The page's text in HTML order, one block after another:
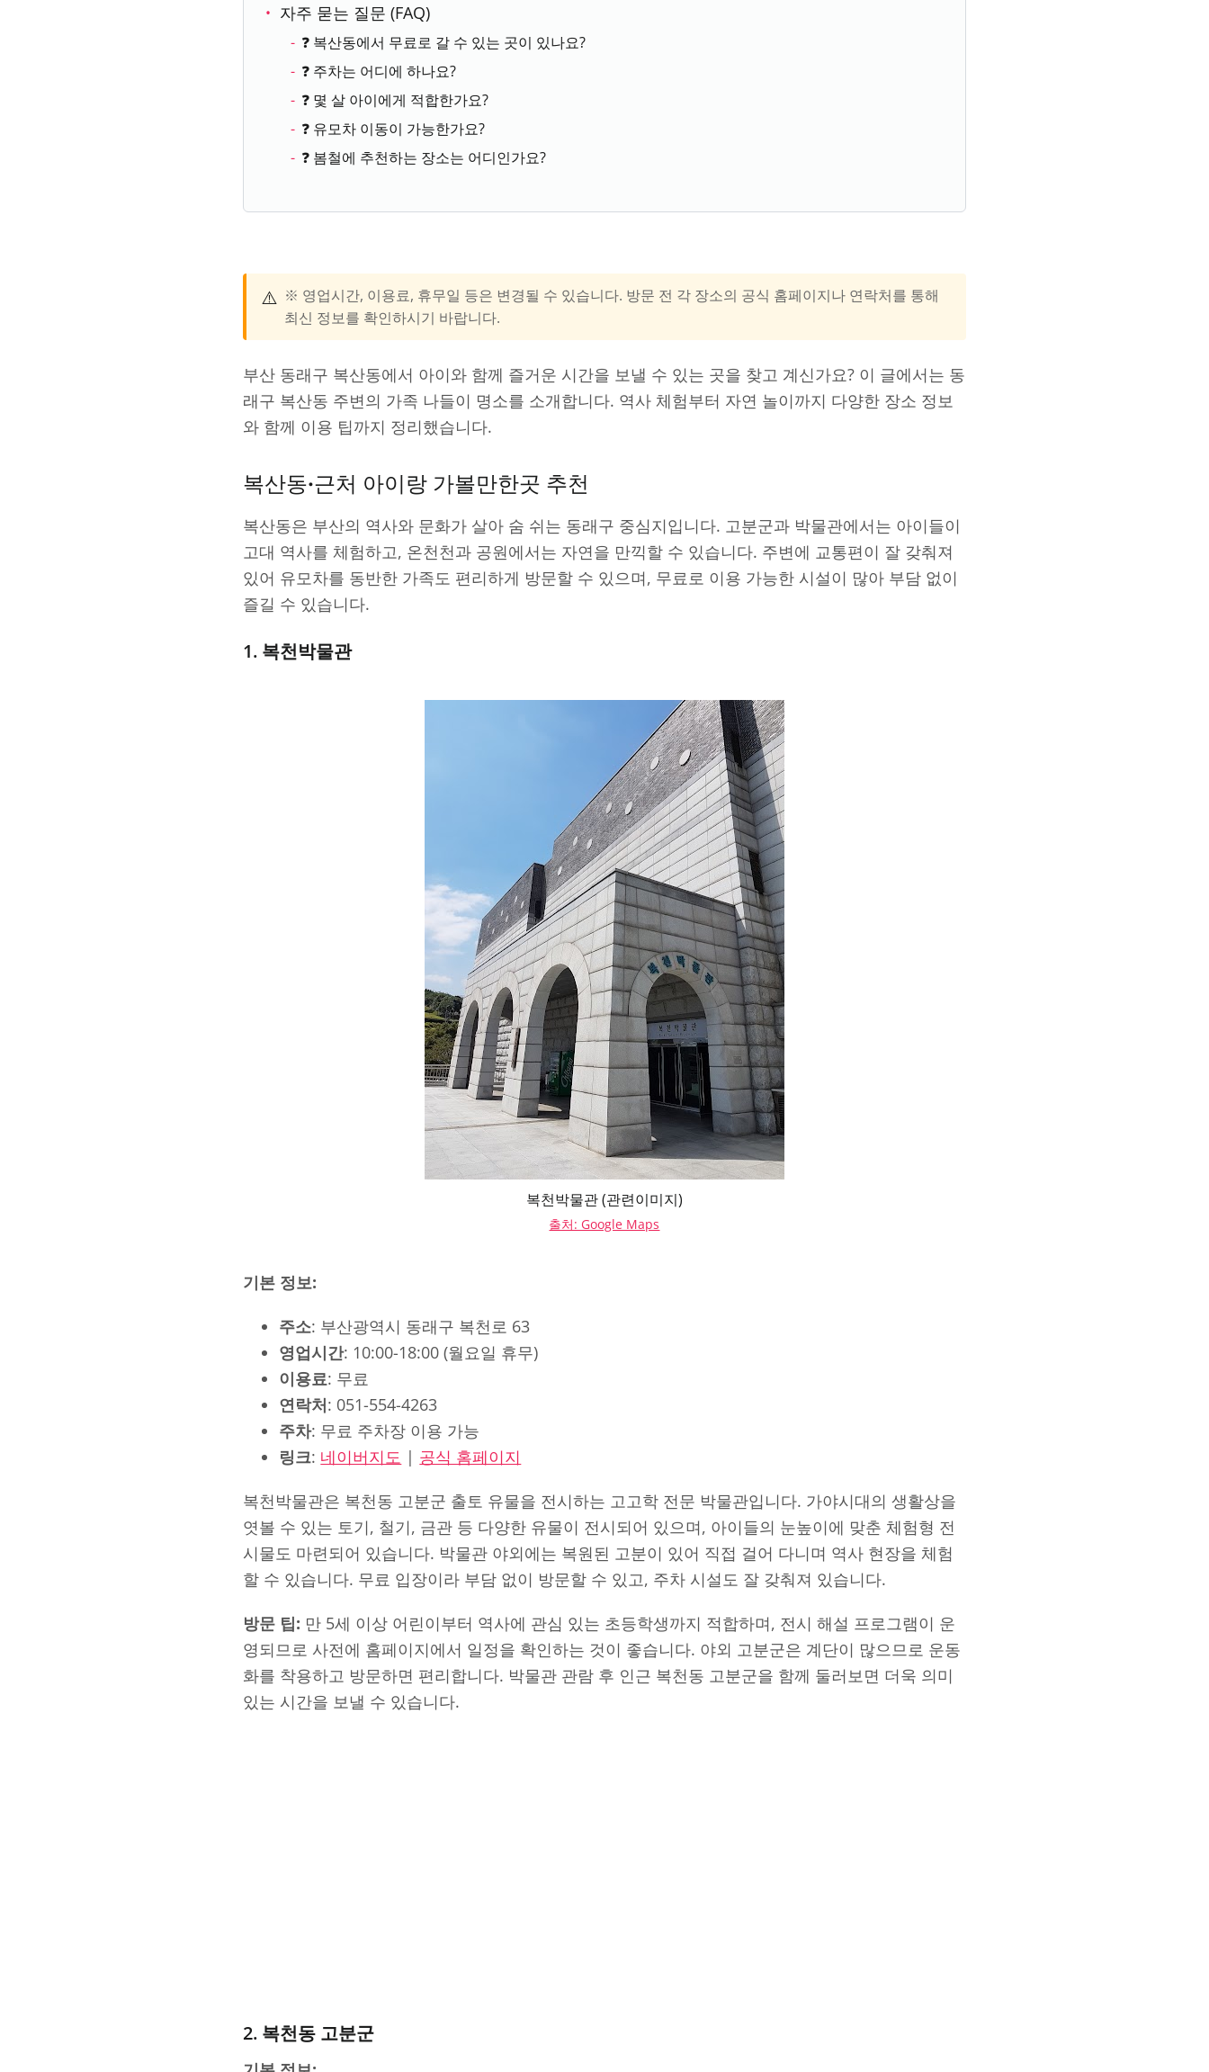
자주 묻는 질문 (FAQ)
❓ 복산동에서 무료로 갈 수 있는 곳이 있나요?
❓ 주차는 어디에 하나요?
❓ 몇 살 아이에게 적합한가요?
❓ 유모차 이동이 가능한가요?
❓ 봄철에 추천하는 장소는 어디인가요?
⚠️ ※ 영업시간, 이용료, 휴무일 등은 변경될 수 있습니다. 방문 전 각 장소의 공식 홈페이지나 연락처를 통해
최신 정보를 확인하시기 바랍니다.
부산 동래구 복산동에서 아이와 함께 즐거운 시간을 보낼 수 있는 곳을 찾고 계신가요? 이 글에서는 동
래구 복산동 주변의 가족 나들이 명소를 소개합니다. 역사 체험부터 자연 놀이까지 다양한 장소 정보
와 함께 이용 팁까지 정리했습니다.
복산동·근처 아이랑 가볼만한곳 추천
복산동은 부산의 역사와 문화가 살아 숨 쉬는 동래구 중심지입니다. 고분군과 박물관에서는 아이들이
고대 역사를 체험하고, 온천천과 공원에서는 자연을 만끽할 수 있습니다. 주변에 교통편이 잘 갖춰져
있어 유모차를 동반한 가족도 편리하게 방문할 수 있으며, 무료로 이용 가능한 시설이 많아 부담 없이
즐길 수 있습니다.
1. 복천박물관
복천박물관 (관련이미지)
출처: Google Maps
기본 정보:
주소: 부산광역시 동래구 복천로 63
영업시간: 10:00-18:00 (월요일 휴무)
이용료: 무료
연락처: 051-554-4263
주차: 무료 주차장 이용 가능
링크: 네이버지도 | 공식 홈페이지
복천박물관은 복천동 고분군 출토 유물을 전시하는 고고학 전문 박물관입니다. 가야시대의 생활상을
엿볼 수 있는 토기, 철기, 금관 등 다양한 유물이 전시되어 있으며, 아이들의 눈높이에 맞춘 체험형 전
시물도 마련되어 있습니다. 박물관 야외에는 복원된 고분이 있어 직접 걸어 다니며 역사 현장을 체험
할 수 있습니다. 무료 입장이라 부담 없이 방문할 수 있고, 주차 시설도 잘 갖춰져 있습니다.
방문 팁: 만 5세 이상 어린이부터 역사에 관심 있는 초등학생까지 적합하며, 전시 해설 프로그램이 운
영되므로 사전에 홈페이지에서 일정을 확인하는 것이 좋습니다. 야외 고분군은 계단이 많으므로 운동
화를 착용하고 방문하면 편리합니다. 박물관 관람 후 인근 복천동 고분군을 함께 둘러보면 더욱 의미
있는 시간을 보낼 수 있습니다.
2. 복천동 고분군